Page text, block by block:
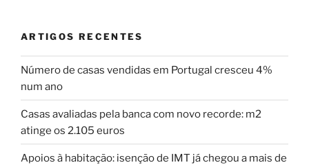
ARTIGOS RECENTES
Número de casas vendidas em Portugal cresceu 4%
num ano
Casas avaliadas pela banca com novo recorde: m2
atinge os 2.105 euros
Apoios à habitação: isenção de IMT já chegou a mais de